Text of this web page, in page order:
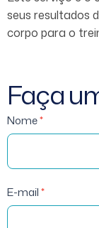
seus resultados
corpo para o
Faça
Treino de
Mobilidade
Marcação
Nome*
E-mail*